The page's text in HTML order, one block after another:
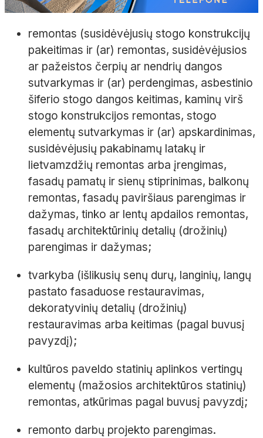
remontas (susidėvėjusių stogo konstrukcijų
pakeitimas ir (ar) remontas, susidėvėjusios
ar pažeistos čerpių ar nendrių dangos
sutvarkymas ir (ar) perdengimas, asbestinio
šiferio stogo dangos keitimas, kaminų virš
stogo konstrukcijos remontas, stogo
elementų sutvarkymas ir (ar) apskardinimas,
susidėvėjusių pakabinamų latakų ir
lietvamzdžių remontas arba įrengimas,
fasadų pamatų ir sienų stiprinimas, balkonų
remontas, fasadų paviršiaus parengimas ir
dažymas, tinko ar lentų apdailos remontas,
fasadų architektūrinių detalių (drožinių)
parengimas ir dažymas;
tvarkyba (išlikusių senų durų, langinių, langų
pastato fasaduose restauravimas,
dekoratyvinių detalių (drožinių)
restauravimas arba keitimas (pagal buvusį
pavyzdį);
kultūros paveldo statinių aplinkos vertingų
elementų (mažosios architektūros statinių)
remontas, atkūrimas pagal buvusį pavyzdį;
remonto darbų projekto parengimas.